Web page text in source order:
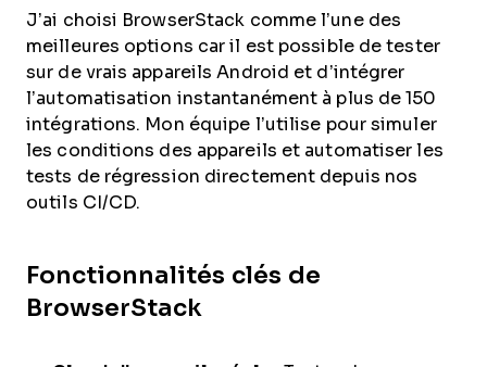
J’ai choisi BrowserStack comme l’une des
meilleures options car il est possible de tester
sur de vrais appareils Android et d’intégrer
l’automatisation instantanément à plus de 150
intégrations. Mon équipe l’utilise pour simuler
les conditions des appareils et automatiser les
tests de régression directement depuis nos
outils CI/CD.
Fonctionnalités clés de
BrowserStack